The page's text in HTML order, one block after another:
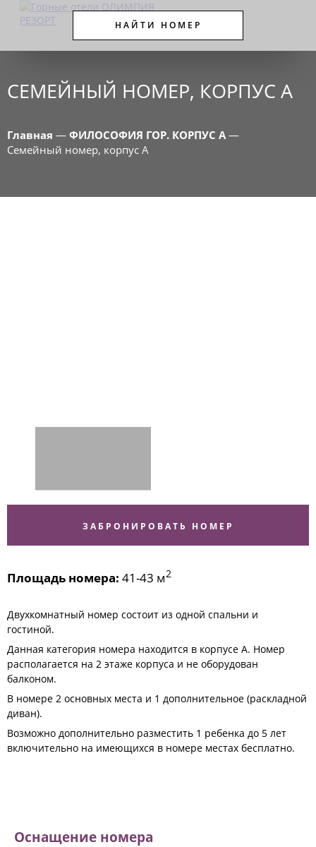
НАЙТИ НОМЕР
СЕМЕЙНЫЙ НОМЕР, КОРПУС A
Главная — ФИЛОСОФИЯ ГОР. КОРПУС А —
Семейный номер, корпус A
ЗАБРОНИРОВАТЬ НОМЕР
Площадь номера: 41-43 м2
Двухкомнатный номер состоит из одной спальни и
гостиной.
Данная категория номера находится в корпусе A. Номер
располагается на 2 этаже корпуса и не оборудован
балконом.
В номере 2 основных места и 1 дополнительное (раскладной
диван).
Возможно дополнительно разместить 1 ребенка до 5 лет
включительно на имеющихся в номере местах бесплатно.
Оснащение номера